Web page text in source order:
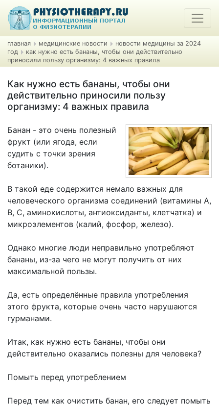
главная медицинские новости
новости медицины за 2024
год
как нужно есть бананы, чтобы они действительно
приносили пользу организму: 4 важных правила
Как нужно есть бананы, чтобы они
действительно приносили пользу
организму: 4 важных правила
Банан - это очень полезный
фрукт (или ягода, если
судить с точки зрения
ботаники).
В такой еде содержится немало важных для
человеческого организма соединений (витамины A,
B, C, аминокислоты, антиоксиданты, клетчатка) и
микроэлементов (калий, фосфор, железо).
Однако многие люди неправильно употребляют
бананы, из-за чего не могут получить от них
максимальной пользы.
Да, есть определённые правила употребления
этого фрукта, которые очень часто нарушаются
гурманами.
Итак, как нужно есть бананы, чтобы они
действительно оказались полезны для человека?
Помыть перед употреблением
Перед тем как очистить банан, его следует помыть